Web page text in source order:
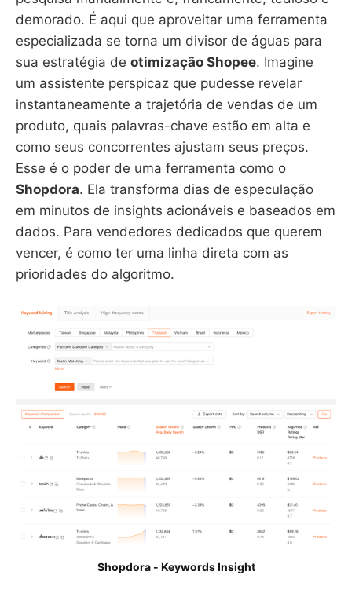
demorado. É aqui que aproveitar uma ferramenta
especializada se torna um divisor de águas para
sua estratégia de otimização Shopee. Imagine
um assistente perspicaz que pudesse revelar
instantaneamente a trajetória de vendas de um
produto, quais palavras-chave estão em alta e
como seus concorrentes ajustam seus preços.
Esse é o poder de uma ferramenta como o
Shopdora. Ela transforma dias de especulação
em minutos de insights acionáveis e baseados em
dados. Para vendedores dedicados que querem
vencer, é como ter uma linha direta com as
prioridades do algoritmo.
Shopdora - Keywords Insight